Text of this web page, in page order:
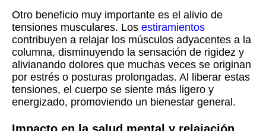
Otro beneficio muy importante es el alivio de
tensiones musculares. Los estiramientos
contribuyen a relajar los músculos adyacentes a la
columna, disminuyendo la sensación de rigidez y
alivianando dolores que muchas veces se originan
por estrés o posturas prolongadas. Al liberar estas
tensiones, el cuerpo se siente más ligero y
energizado, promoviendo un bienestar general.